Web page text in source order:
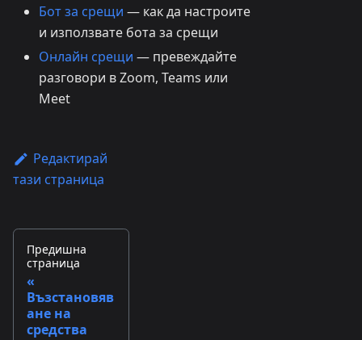
Бот за срещи — как да настроите
и използвате бота за срещи
Онлайн срещи — превеждайте
разговори в Zoom, Teams или
Meet
Редактирай
тази страница
Предишна
страница
Възстановяв
ане на
средства